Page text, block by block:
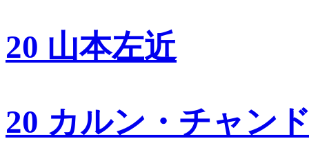
20 山本左近
20 カルン・チャン